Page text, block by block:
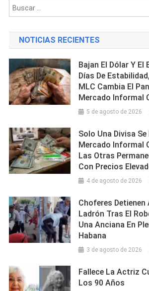
NOTICIAS RECIENTES
Bajan El Dólar Y
Días De
MLC Cambia El
Mercado Informal
5 de agosto de 2026
Solo Una Divisa Se
Mercado Informal
Las Otras
Con Precios
4 de agosto de 2026
Choferes Detienen
Ladrón Tras El
Una Anciana En
Habana
3 de agosto de 2026
Fallece La Actriz
Los 90 Años